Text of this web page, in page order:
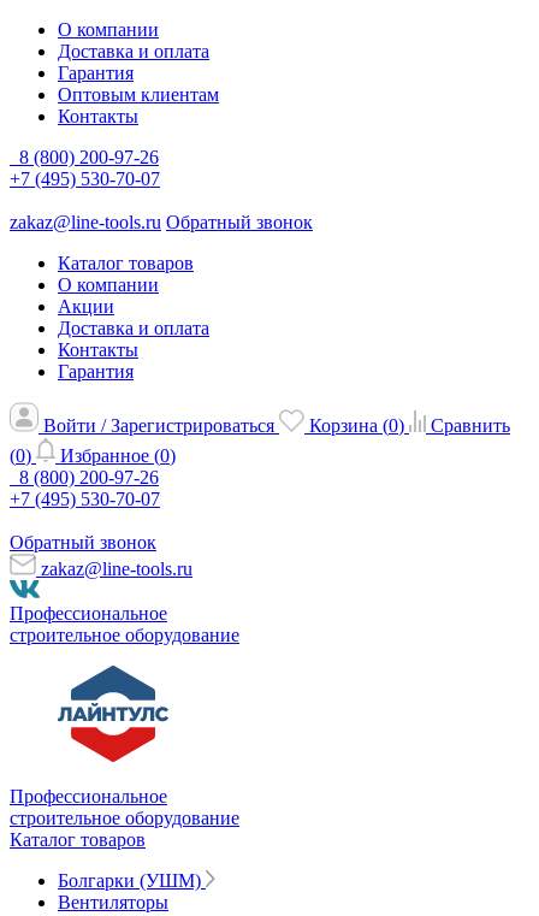
О компании
Доставка и оплата
Гарантия
Оптовым клиентам
Контакты
8 (800) 200-97-26
+7 (495) 530-70-07
zakaz@line-tools.ru Обратный звонок
Каталог товаров
О компании
Акции
Доставка и оплата
Контакты
Гарантия
Войти / Зарегистрироваться Корзина (0)
Сравнить
(0) Избранное (0)
8 (800) 200-97-26
+7 (495) 530-70-07
Обратный звонок
zakaz@line-tools.ru
Профессиональное
строительное оборудование
Профессиональное
строительное оборудование
Каталог товаров
Болгарки (УШМ)
Вентиляторы